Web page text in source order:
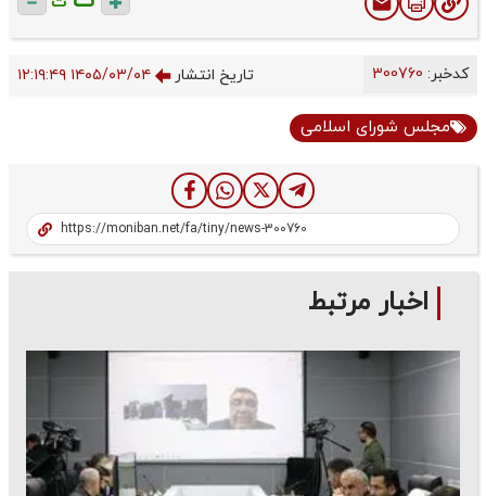
کدخبر: تاریخ انتشار ۱۴۰۵/۰۳/۰۴ ۱۲:۱۹:۴۹
مجلس شورای اسلامی
اخبار مرتبط